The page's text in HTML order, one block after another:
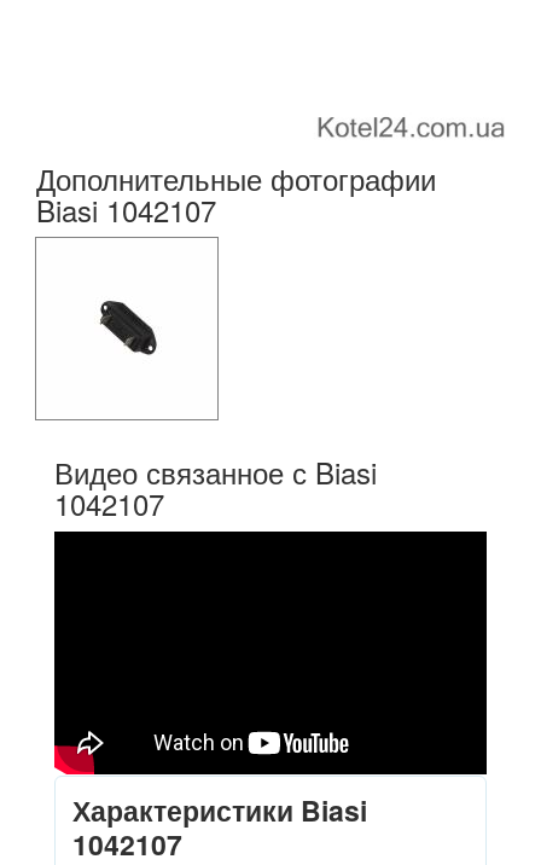
Дополнительные фотографии
Biasi 1042107
Видео связанное с Biasi
1042107
Характеристики Biasi
1042107